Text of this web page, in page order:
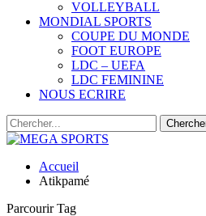
VOLLEYBALL
MONDIAL SPORTS
COUPE DU MONDE
FOOT EUROPE
LDC – UEFA
LDC FEMININE
NOUS ECRIRE
Accueil
Atikpamé
Parcourir Tag